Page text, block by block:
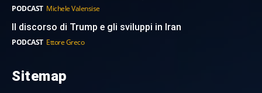
PODCAST Michele Valensise
Il discorso di Trump e gli sviluppi in Iran
PODCAST Ettore Greco
Sitemap